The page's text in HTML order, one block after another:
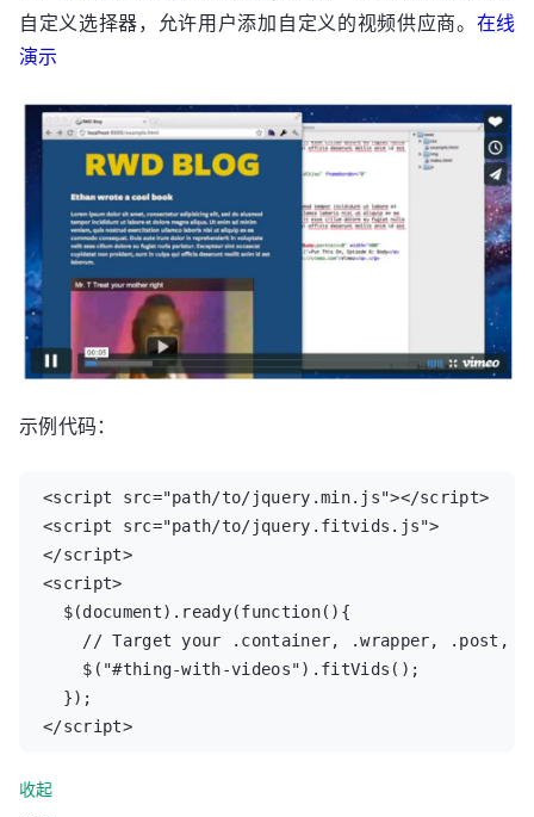
自定义选择器，允许用户添加自定义的视频供应商。 在线
演示
示例代码：
<script src="path/to/jquery.min.js"></script>
<script src="path/to/jquery.fitvids.js">
</script>
<script>
$(document).ready(function(){
// Target your .container, .wrapper, .post,
$("#thing-with-videos").fitVids();
});
</script>
收起